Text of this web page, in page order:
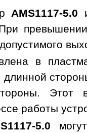
AMS1117-5.0
При
в
работы
5.0